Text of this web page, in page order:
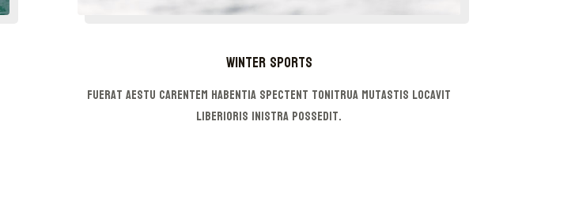
Winter Sports
Fuerat aestu carentem habentia spectent tonitrua mutastis locavit
liberioris inistra possedit.